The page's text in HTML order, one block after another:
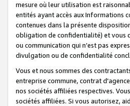
mesure où leur utilisation est
entités ayant accès aux Informations
contenues dans la présente
obligation de confidentialité) et vous
ou communication qui n’est pas
divulgation ou de confidentialité
Vous et nous sommes des
entreprise commune, contrat
nos sociétés affiliées respectives.
sociétés affiliées. Si vous autorisez,